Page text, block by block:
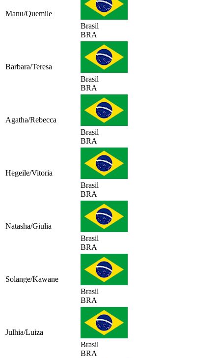
Manu/Quemile
Brasil
BRA
Barbara/Teresa
Brasil
BRA
Agatha/Rebecca
Brasil
BRA
Hegeile/Vitoria
Brasil
BRA
Natasha/Giulia
Brasil
BRA
Solange/Kawane
Brasil
BRA
Julhia/Luiza
Brasil
BRA